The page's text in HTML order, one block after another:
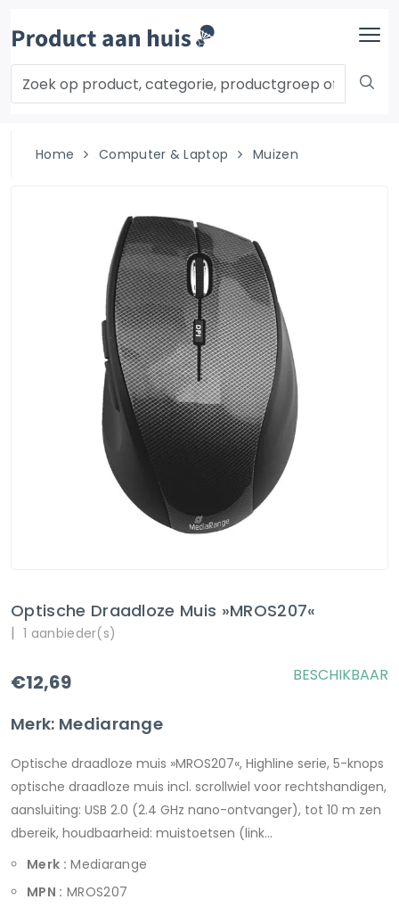
Home Computer & Laptop Muizen
Optische Draadloze Muis »MROS207«
| 1 aanbieder(s)
€12,69
Merk: Mediarange
BESCHIKBAAR
Optische draadloze muis »MROS207«, Highline serie, 5-knops
optische draadloze muis incl. scrollwiel voor rechtshandigen,
aansluiting: USB 2.0 (2.4 GHz nano-ontvanger), tot 10 m zen
dbereik, houdbaarheid: muistoetsen (link...
Merk : Mediarange
MPN : MROS207